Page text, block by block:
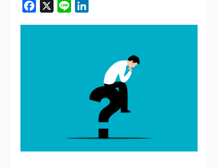
Facebook
X Line